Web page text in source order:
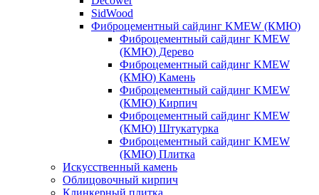
SidWood
Фиброцементный сайдинг KMEW (КМЮ)
Фиброцементный сайдинг KMEW
(КМЮ) Дерево
Фиброцементный сайдинг KMEW
(КМЮ) Камень
Фиброцементный сайдинг KMEW
(КМЮ) Кирпич
Фиброцементный сайдинг KMEW
(КМЮ) Штукатурка
Фиброцементный сайдинг KMEW
(КМЮ) Плитка
Искусственный камень
Облицовочный кирпич
Клинкерный плитка